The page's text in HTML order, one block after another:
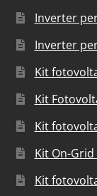
Inverter
Inverter
Kit
Kit
Kit
Kit On-
Kit